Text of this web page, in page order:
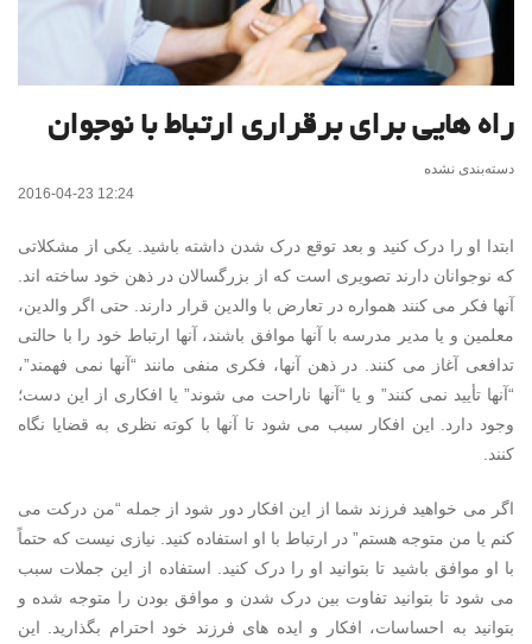
راه هایی برای برقراری ارتباط با نوجوان
دسته‌بندی نشده
2016-04-23 12:24
ابتدا او را درک کنید و بعد توقع درک شدن داشته باشید. یکی از مشکلاتی
که نوجوانان دارند تصویری است که از بزرگسالان در ذهن خود ساخته اند.
آنها فکر می کنند همواره در تعارض با والدین قرار دارند. حتی اگر والدین،
معلمین و یا مدیر مدرسه با آنها موافق باشند، آنها ارتباط خود را با حالتی
تدافعی آغاز می کنند. در ذهن آنها، فکری منفی مانند “آنها نمی فهمند”،
“آنها تأیید نمی کنند” و یا “آنها ناراحت می شوند” یا افکاری از این دست؛
وجود دارد. این افکار سبب می شود تا آنها با کوته نظری به قضایا نگاه
کنند.
اگر می خواهید فرزند شما از این افکار دور شود از جمله “من درکت می
کنم یا من متوجه هستم” در ارتباط با او استفاده کنید. نیازی نیست که حتماً
با او موافق باشید تا بتوانید او را درک کنید. استفاده از این جملات سبب
می شود تا بتوانید تفاوت بین درک شدن و موافق بودن را متوجه شده و
بتوانید به احساسات، افکار و ایده های فرزند خود احترام بگذارید. این